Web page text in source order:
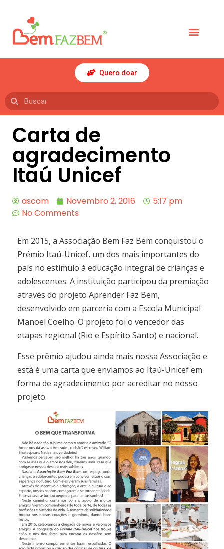
Quero doar
Carta de
agradecimento
Itaú Unicef
ascom Novembro 2, 2016
5:17 pm
No Comments
Em 2015, a Associação Bem Faz Bem conquistou o
Prémio Itaú-Unicef, um dos mais importantes do
país no estímulo à educação integral de crianças e
adolescentes. A instituição participou da premiação
através do projeto Aprender Faz Bem,
desenvolvido em parceria com a Escola Municipal
Manoel Coelho. O projeto foi o vencedor das
etapas regional (Rio e Espírito Santo) e nacional.
Esse prêmio ajudou ainda mais nossa Associação e
está é uma carta que enviamos ao Itaú-Unicef em
forma de agradecimento por acreditar no nosso
projeto.